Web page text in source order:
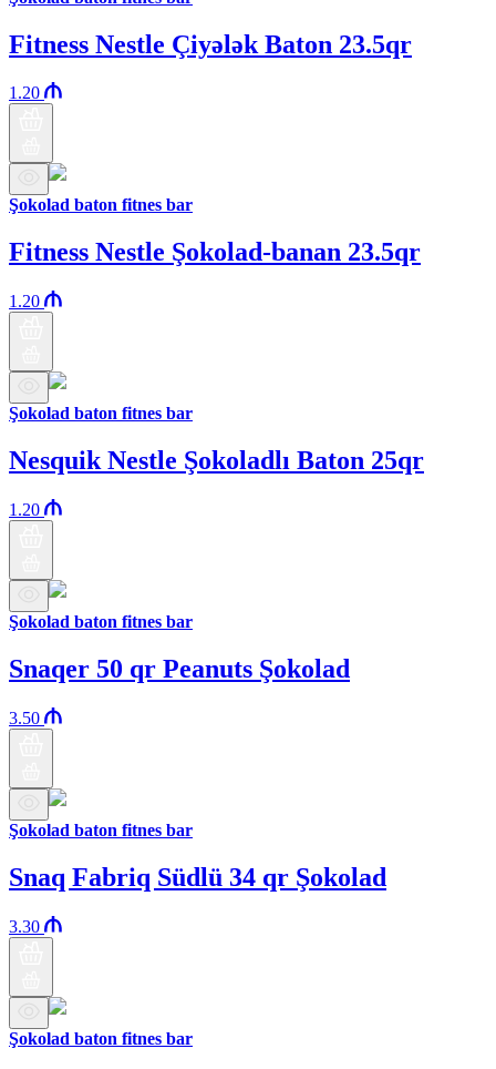
Fitness Nestle Çiyələk Baton 23.5qr
1.20
Şokolad baton fitnes bar
Fitness Nestle Şokolad-banan 23.5qr
1.20
Şokolad baton fitnes bar
Nesquik Nestle Şokoladlı Baton 25qr
1.20
Şokolad baton fitnes bar
Snaqer 50 qr Peanuts Şokolad
3.50
Şokolad baton fitnes bar
Snaq Fabriq Südlü 34 qr Şokolad
3.30
Şokolad baton fitnes bar